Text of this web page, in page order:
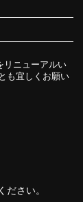
リニューアルい
も宜しくお願い
さい。